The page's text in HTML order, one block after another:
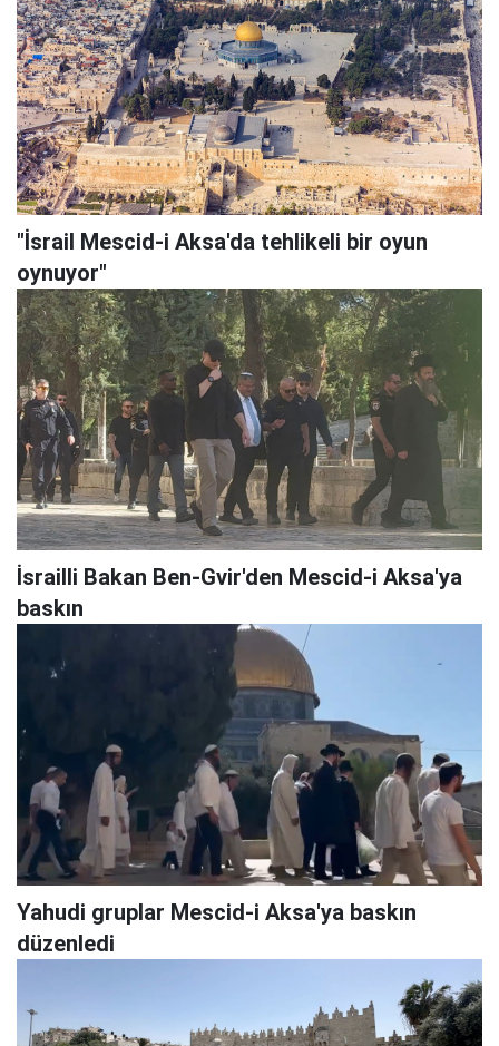
"İsrail Mescid-i Aksa'da tehlikeli bir oyun
oynuyor"
İsrailli Bakan Ben-Gvir'den Mescid-i Aksa'ya
baskın
Yahudi gruplar Mescid-i Aksa'ya baskın
düzenledi